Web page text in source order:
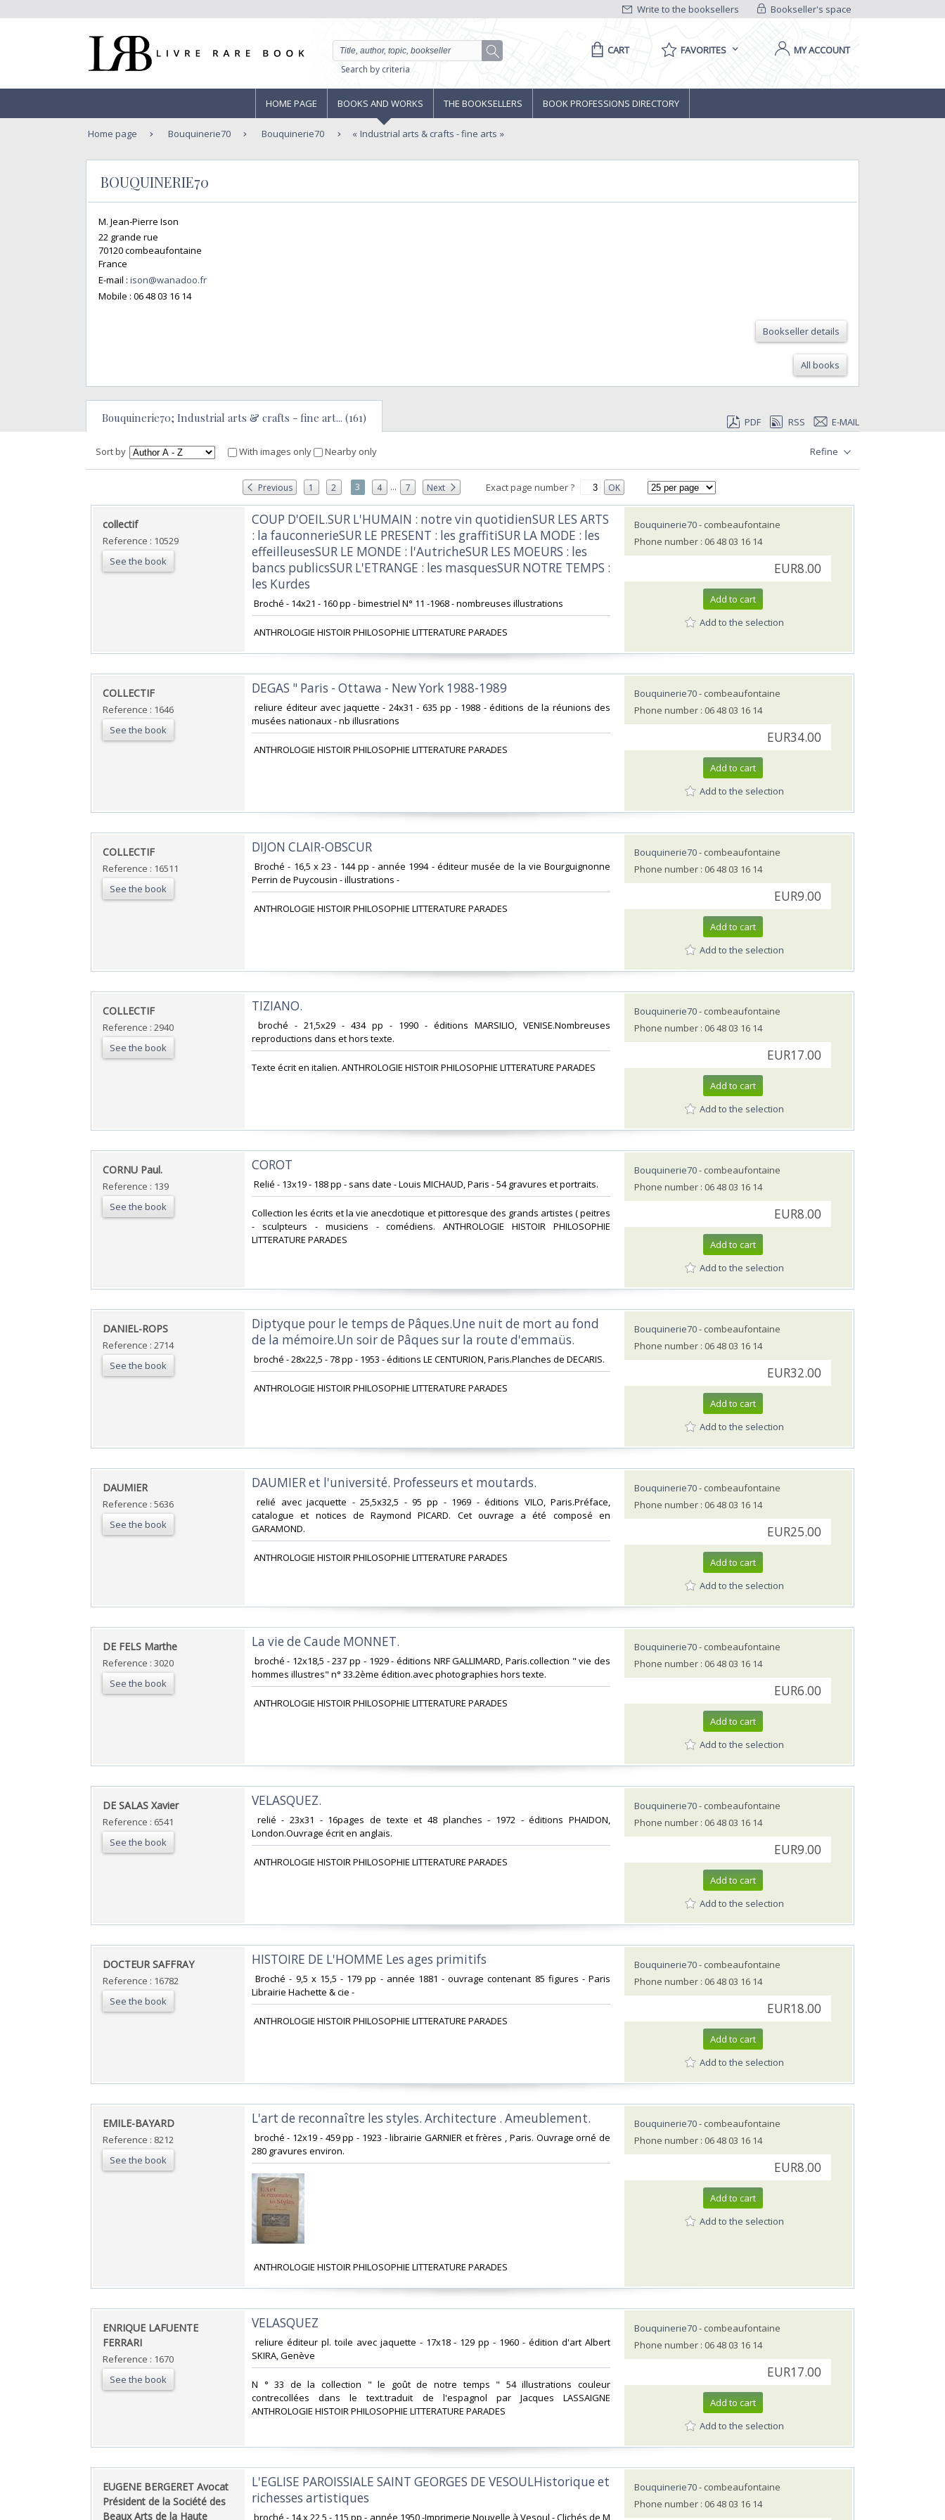
Bookseller's space
Write to the booksellers
Search by criteria
CART FAVORITES MY ACCOUNT
HOME PAGE BOOKS AND WORKS THE BOOKSELLERS BOOK PROFESSIONS DIRECTORY
Home page Bouquinerie70 Bouquinerie70 Industrial arts & crafts - fine arts
BOUQUINERIE70
M. Jean-Pierre Ison
22 grande rue
70120 combeaufontaine
France
E-mail : ison@wanadoo.fr
Mobile : 06 48 03 16 14
Bookseller details
All books
Bouquinerie70; Industrial arts & crafts - fine art... (161) PDF RSS E-MAIL
Sort by With images only Nearby only Refine
Previous 1 2 3 4 ... 7 Next Exact page number ? OK
‎collectif‎
Reference : 10529
See the book
‎COUP D'OEIL.SUR L'HUMAIN : notre vin quotidienSUR LES ARTS
: la fauconnerieSUR LE PRESENT : les graffitiSUR LA MODE : les
effeilleusesSUR LE MONDE : l'AutricheSUR LES MOEURS : les
bancs publicsSUR L'ETRANGE : les masquesSUR NOTRE TEMPS :
les Kurdes‎
‎ Broché - 14x21 - 160 pp - bimestriel N° 11 -1968 - nombreuses illustrations‎
‎ ANTHROLOGIE HISTOIR PHILOSOPHIE LITTERATURE PARADES‎
Bouquinerie70- combeaufontaine
Phone number : 06 48 03 16 14
EUR8.00
Add to cart
Add to the selection
‎COLLECTIF‎
Reference : 1646
See the book
‎DEGAS " Paris - Ottawa - New York 1988-1989‎
‎ reliure éditeur avec jaquette - 24x31 - 635 pp - 1988 - éditions de la réunions des
musées nationaux - nb illusrations ‎
‎ ANTHROLOGIE HISTOIR PHILOSOPHIE LITTERATURE PARADES‎
Bouquinerie70- combeaufontaine
Phone number : 06 48 03 16 14
EUR34.00
Add to cart
Add to the selection
‎COLLECTIF‎
Reference : 16511
See the book
‎DIJON CLAIR-OBSCUR ‎
‎ Broché - 16,5 x 23 - 144 pp - année 1994 - éditeur musée de la vie Bourguignonne
Perrin de Puycousin - illustrations - ‎
‎ ANTHROLOGIE HISTOIR PHILOSOPHIE LITTERATURE PARADES‎
Bouquinerie70- combeaufontaine
Phone number : 06 48 03 16 14
EUR9.00
Add to cart
Add to the selection
‎COLLECTIF‎
Reference : 2940
See the book
‎TIZIANO.‎
‎ broché - 21,5x29 - 434 pp - 1990 - éditions MARSILIO, VENISE.Nombreuses
reproductions dans et hors texte.‎
‎Texte écrit en italien. ANTHROLOGIE HISTOIR PHILOSOPHIE LITTERATURE PARADES‎
Bouquinerie70- combeaufontaine
Phone number : 06 48 03 16 14
EUR17.00
Add to cart
Add to the selection
‎CORNU Paul.‎
Reference : 139
See the book
‎COROT‎
‎ Relié - 13x19 - 188 pp - sans date - Louis MICHAUD, Paris - 54 gravures et portraits.‎
‎Collection les écrits et la vie anecdotique et pittoresque des grands artistes ( peitres
- sculpteurs - musiciens - comédiens. ANTHROLOGIE HISTOIR PHILOSOPHIE
LITTERATURE PARADES‎
Bouquinerie70- combeaufontaine
Phone number : 06 48 03 16 14
EUR8.00
Add to cart
Add to the selection
‎DANIEL-ROPS‎
Reference : 2714
See the book
‎Diptyque pour le temps de Pâques.Une nuit de mort au fond
de la mémoire.Un soir de Pâques sur la route d'emmaüs.‎
‎ broché - 28x22,5 - 78 pp - 1953 - éditions LE CENTURION, Paris.Planches de DECARIS.‎
‎ ANTHROLOGIE HISTOIR PHILOSOPHIE LITTERATURE PARADES‎
Bouquinerie70- combeaufontaine
Phone number : 06 48 03 16 14
EUR32.00
Add to cart
Add to the selection
‎DAUMIER‎
Reference : 5636
See the book
‎DAUMIER et l'université. Professeurs et moutards. ‎
‎ relié avec jacquette - 25,5x32,5 - 95 pp - 1969 - éditions VILO, Paris.Préface,
catalogue et notices de Raymond PICARD. Cet ouvrage a été composé en
GARAMOND. ‎
‎ ANTHROLOGIE HISTOIR PHILOSOPHIE LITTERATURE PARADES‎
Bouquinerie70- combeaufontaine
Phone number : 06 48 03 16 14
EUR25.00
Add to cart
Add to the selection
‎DE FELS Marthe‎
Reference : 3020
See the book
‎La vie de Caude MONNET.‎
‎ broché - 12x18,5 - 237 pp - 1929 - éditions NRF GALLIMARD, Paris.collection " vie des
hommes illustres" n° 33.2ème édition.avec photographies hors texte.‎
‎ ANTHROLOGIE HISTOIR PHILOSOPHIE LITTERATURE PARADES‎
Bouquinerie70- combeaufontaine
Phone number : 06 48 03 16 14
EUR6.00
Add to cart
Add to the selection
‎DE SALAS Xavier‎
Reference : 6541
See the book
‎VELASQUEZ.‎
‎ relié - 23x31 - 16pages de texte et 48 planches - 1972 - éditions PHAIDON,
London.Ouvrage écrit en anglais. ‎
‎ ANTHROLOGIE HISTOIR PHILOSOPHIE LITTERATURE PARADES‎
Bouquinerie70- combeaufontaine
Phone number : 06 48 03 16 14
EUR9.00
Add to cart
Add to the selection
‎DOCTEUR SAFFRAY‎
Reference : 16782
See the book
‎HISTOIRE DE L'HOMME Les ages primitifs ‎
‎ Broché - 9,5 x 15,5 - 179 pp - année 1881 - ouvrage contenant 85 figures - Paris
Librairie Hachette & cie -‎
‎ ANTHROLOGIE HISTOIR PHILOSOPHIE LITTERATURE PARADES‎
Bouquinerie70- combeaufontaine
Phone number : 06 48 03 16 14
EUR18.00
Add to cart
Add to the selection
‎EMILE-BAYARD‎
Reference : 8212
See the book
‎L'art de reconnaître les styles. Architecture . Ameublement. ‎
‎ broché - 12x19 - 459 pp - 1923 - librairie GARNIER et frères , Paris. Ouvrage orné de
280 gravures environ. ‎
‎ ANTHROLOGIE HISTOIR PHILOSOPHIE LITTERATURE PARADES‎
Bouquinerie70- combeaufontaine
Phone number : 06 48 03 16 14
EUR8.00
Add to cart
Add to the selection
‎ENRIQUE LAFUENTE
FERRARI‎
Reference : 1670
See the book
‎VELASQUEZ‎
‎ reliure éditeur pl. toile avec jaquette - 17x18 - 129 pp - 1960 - édition d'art Albert
SKIRA, Genève‎
‎N ° 33 de la collection " le goût de notre temps " 54 illustrations couleur
contrecollées dans le text.traduit de l'espagnol par Jacques LASSAIGNE
ANTHROLOGIE HISTOIR PHILOSOPHIE LITTERATURE PARADES‎
Bouquinerie70- combeaufontaine
Phone number : 06 48 03 16 14
EUR17.00
Add to cart
Add to the selection
‎EUGENE BERGERET Avocat
Président de la Société des
Beaux Arts de la Haute
‎L'EGLISE PAROISSIALE SAINT GEORGES DE VESOULHistorique et
richesses artistiques ‎
‎ broché - 14 x 22,5 - 115 pp - année 1950 -Imprimerie Nouvelle à Vesoul - Clichés de M
Bouquinerie70- combeaufontaine
Phone number : 06 48 03 16 14